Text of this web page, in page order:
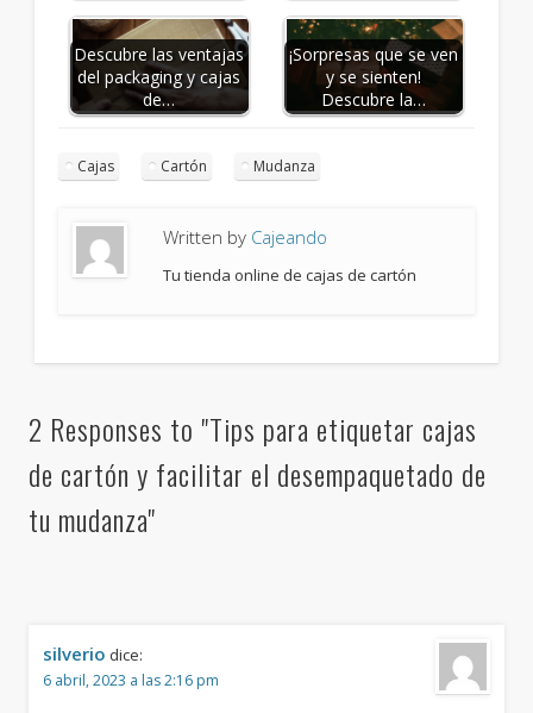
Descubre las ventajas
del packaging y cajas
de…
¡Sorpresas que se ven
y se sienten!
Descubre la…
Cajas Cartón Mudanza
Written by Cajeando
Tu tienda online de cajas de cartón
2 Responses to "Tips para etiquetar cajas
de cartón y facilitar el desempaquetado de
tu mudanza"
silverio dice:
6 abril, 2023 a las 2:16 pm